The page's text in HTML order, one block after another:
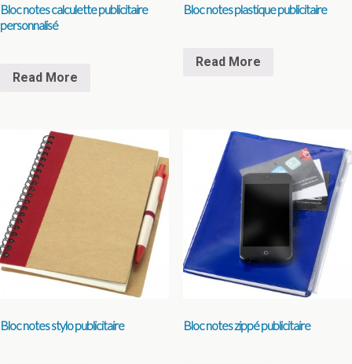
Bloc notes calculette publicitaire
personnalisé
Read More
Bloc notes plastique publicitaire
Read More
Bloc notes stylo publicitaire Bloc notes zippé publicitaire